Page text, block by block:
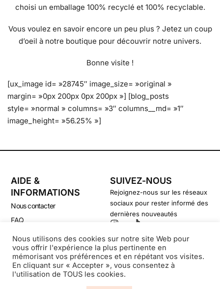
choisi un emballage 100% recyclé et 100% recyclable.
Vous voulez en savoir encore un peu plus ? Jetez un coup
d’oeil à notre boutique pour découvrir notre univers.
Bonne visite !
[ux_image id= »28745″ image_size= »original »
margin= »0px 200px 0px 200px »] [blog_posts
style= »normal » columns= »3″ columns__md= »1″
image_height= »56.25% »]
AIDE &
INFORMATIONS
Nous contacter
FAQ
CGV
Politique de confidentialité
SUIVEZ-NOUS
Rejoignez-nous sur les réseaux
sociaux pour rester informé des
dernières nouveautés
Nous utilisons des cookies sur notre site Web pour
vous offrir l'expérience la plus pertinente en
mémorisant vos préférences et en répétant vos visites.
En cliquant sur « Accepter », vous consentez à
l'utilisation de TOUS les cookies.